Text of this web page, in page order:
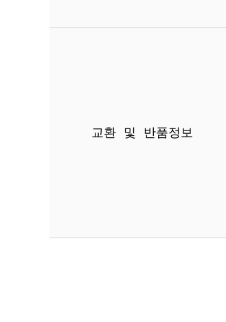
교환 및 반품정보